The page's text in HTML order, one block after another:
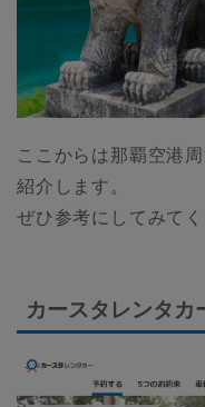
ここからは那覇空港
紹介します。
ぜひ参考にしてみてく
カースタレンタカ